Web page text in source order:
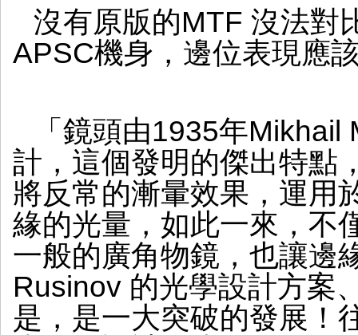
沒有原版的MTF 沒法對
APSC機身，邊位表現應
「鏡頭由1935年
計，這個發明的傑出特點
將反常的漸暈效果，運用
緣的光量，如此一來，不
一般的廣角物鏡，也讓邊
Rusinov 的光學設計方案
是，是一大突破的發展！